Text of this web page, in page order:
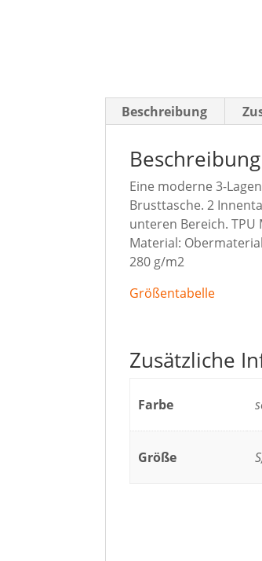
Beschreibung
Beschreibung
Eine moderne 3-
Brusttasche. 2
unteren Bereich. TPU
Material:
280 g/m2
Größentabelle
Zusätzliche
Farbe
Größe